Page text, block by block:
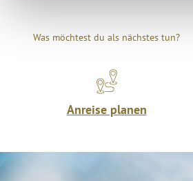
Was möchtest du als nächstes tun?
Anreise planen